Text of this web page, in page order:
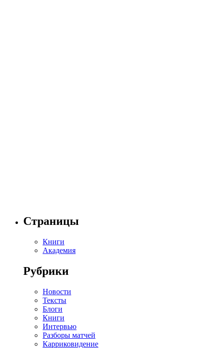
Страницы
Книги
Академия
Рубрики
Новости
Тексты
Блоги
Книги
Интервью
Разборы матчей
Карриковидение